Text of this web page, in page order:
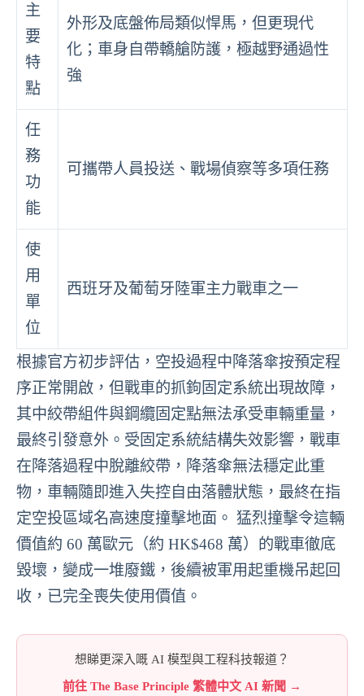
主
要
特
點
外形及底盤佈局類似悍馬，但更現代
化；車身自帶轎艙防護，極越野通過性
強
任
務
功
能
可攜帶人員投送、戰場偵察等多項任務
使
用
單
位
西班牙及葡萄牙陸軍主力戰車之一
根據官方初步評估，空投過程中降落傘按預定程
序正常開啟，但戰車的抓鉤固定系統出現故障，
其中絞帶組件與鋼纜固定點無法承受車輛重量，
最終引發意外。受固定系統結構失效影響，戰車
在降落過程中脫離絞帶，降落傘無法穩定此重
物，車輛隨即進入失控自由落體狀態，最終在指
定空投區域名高速度撞擊地面。 猛烈撞擊令這輛
價值約 60 萬歐元（約 HK$468 萬）的戰車徹底
毀壞，變成一堆廢鐵，後續被軍用起重機吊起回
收，已完全喪失使用價值。
想睇更深入嘅 AI 模型與工程科技報道？
前往 The Base Principle 繁體中文 AI 新聞 →